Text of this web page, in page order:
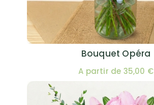
Bouquet Opéra
A partir de 35,00 €